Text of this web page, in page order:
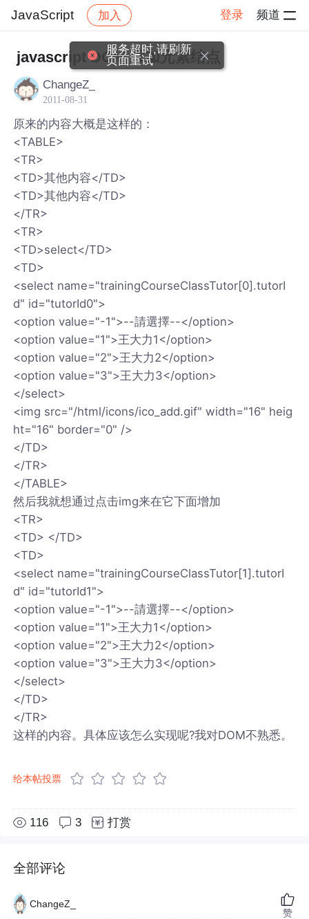
JavaScript 加入 登录 频道
社区 JavaScript 帖子详情
javascript DOM 添加元素结点
ChangeZ_
2011-08-31
原来的内容大概是这样的：
<TABLE>
<TR>
<TD>其他内容</TD>
<TD>其他内容</TD>
</TR>
<TR>
<TD>select</TD>
<TD>
<select name="trainingCourseClassTutor[0].tutorI
d" id="tutorId0">
<option value="-1">--請選擇--</option>
<option value="1">王大力1</option>
<option value="2">王大力2</option>
<option value="3">王大力3</option>
</select>
<img src="/html/icons/ico_add.gif" width="16" heig
ht="16" border="0" />
</TD>
</TR>
</TABLE>
然后我就想通过点击img来在它下面增加
<TR>
<TD> </TD>
<TD>
<select name="trainingCourseClassTutor[1].tutorI
d" id="tutorId1">
<option value="-1">--請選擇--</option>
<option value="1">王大力1</option>
<option value="2">王大力2</option>
<option value="3">王大力3</option>
</select>
</TD>
</TR>
这样的内容。具体应该怎么实现呢?我对DOM不熟悉。
给本帖投票
116 3 打赏
全部评论
ChangeZ_
赞
服务超时,请刷新
页面重试